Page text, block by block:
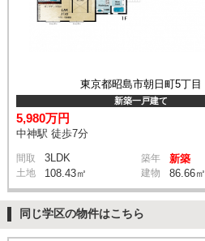
東京都昭島市朝日町5丁目
新築一戸建て
5,980万円
中神駅 徒歩7分
間取 3LDK 築年 新築
土地 108.43㎡ 建物 86.66㎡
同じ学区の物件はこちら